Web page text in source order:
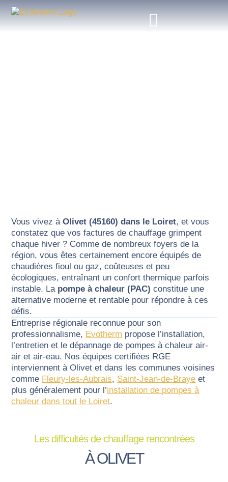
Vous vivez àOlivet (45160) dans le Loiret, et vous
constatez que vos factures de chauffage grimpent
chaque hiver ? Comme de nombreux foyers de la
région, vous êtes certainement encore équipés de
chaudières fioul ou gaz, coûteuses et peu
écologiques, entraînant un confort thermique parfois
instable. La pompe à chaleur (PAC) constitue une
alternative moderne et rentable pour répondre à ces
défis.
Entreprise régionale reconnue pour son
professionnalisme, Evotherm propose l’installation,
l’entretien et le dépannage de pompes à chaleur air-
air et air-eau. Nos équipes certifiées RGE
interviennent àOlivet et dans les communes voisines
comme Fleury-les-Aubrais, Saint-Jean-de-Braye et
plus généralement pour l’installation de pompes à
chaleur dans tout le Loiret.
Les difficultés de chauffage rencontrées
À OLIVET